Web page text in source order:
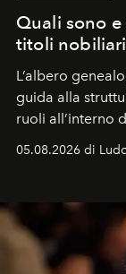
Quali sono
titoli
L’albero
guida alla
ruoli all’interno
05.08.2026 di